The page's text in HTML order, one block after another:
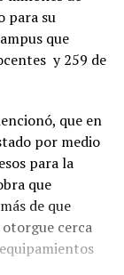
para su
que
y 259 de
que en
por medio
para la
que
de que
cerca